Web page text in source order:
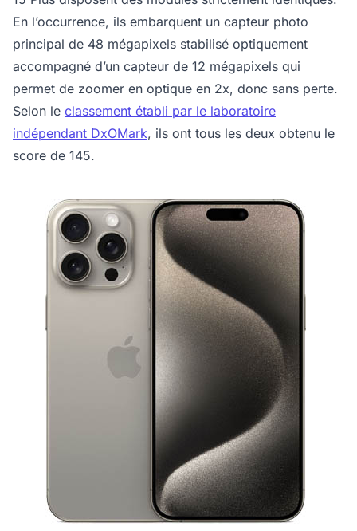
En l’occurrence, ils embarquent un capteur photo
principal de 48 mégapixels stabilisé optiquement
accompagné d’un capteur de 12 mégapixels qui
permet de zoomer en optique en 2x, donc sans perte.
Selon le classement établi par le laboratoire
indépendant DxOMark, ils ont tous les deux obtenu le
score de 145.